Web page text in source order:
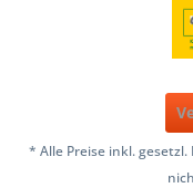
* Alle Preise inkl.